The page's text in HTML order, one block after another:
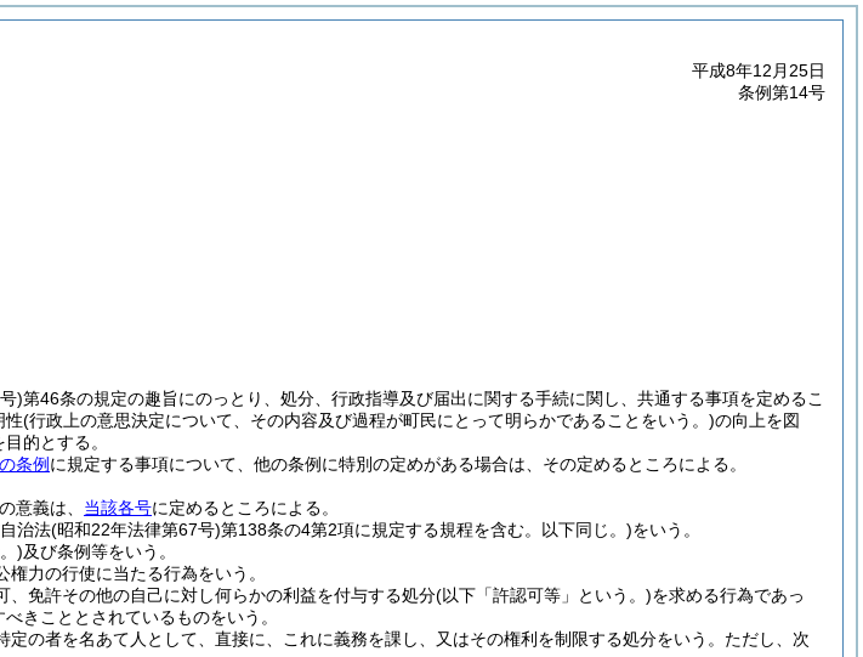
平成8年12月25日
条例第14号
)第46条の規定の趣旨にのっとり、処分、行政指導及び届出に関する手続に関し、共通する事項を定めるこ
性(行政上の意思決定について、その内容及び過程が町民にとって明らかであることをいう。)の向上を図
的とする。
条例 に規定する事項について、他の条例に特別の定めがある場合は、その定めるところによる。
意義は、 当該各号に定めるところによる。
治法(昭和22年法律第67号)第138条の4第2項に規定する規程を含む。以下同じ。)をいう。
)及び条例等をいう。
力の行使に当たる行為をいう。
免許その他の自己に対し何らかの利益を付与する処分(以下「許認可等」という。)を求める行為であっ
きこととされているものをいう。
の者を名あて人として、直接に、これに義務を課し、又はその権利を制限する処分をいう。 ただし、次